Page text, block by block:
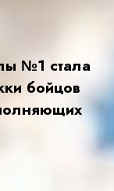
№1 стала
бойцов